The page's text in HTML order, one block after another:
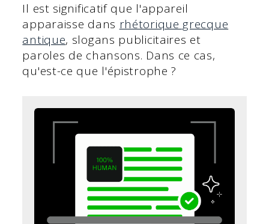
Il est significatif que l'appareil
apparaisse dans rhétorique grecque
antique, slogans publicitaires et
paroles de chansons. Dans ce cas,
qu'est-ce que l'épistrophe ?